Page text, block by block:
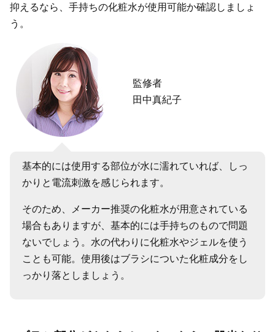
抑えるなら、手持ちの化粧水が使用可能か確認しましょ
う。
監修者
田中真紀子
基本的には使用する部位が水に濡れていれば、しっ
かりと電流刺激を感じられます。
そのため、メーカー推奨の化粧水が用意されている
場合もありますが、基本的には手持ちのもので問題
ないでしょう。水の代わりに化粧水やジェルを使う
ことも可能。使用後はブラシについた化粧成分をし
っかり落としましょう。